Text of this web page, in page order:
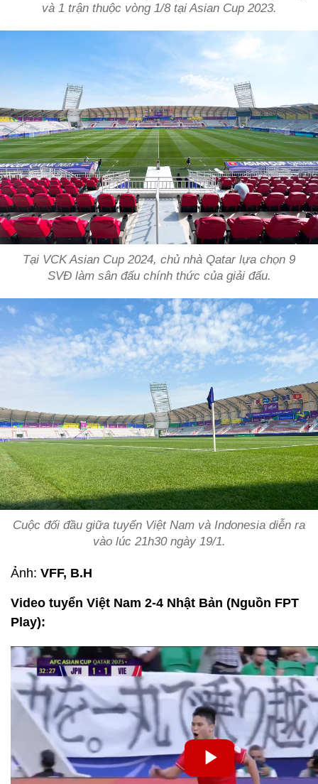
và 1 trận thuộc vòng 1/8 tại Asian Cup 2023.
Tại VCK Asian Cup 2024, chủ nhà Qatar lựa chọn 9
SVĐ làm sân đấu chính thức của giải đấu.
Cuộc đối đầu giữa tuyển Việt Nam và Indonesia diễn ra
vào lúc 21h30 ngày 19/1.
Ảnh: VFF, B.H
Video tuyển Việt Nam 2-4 Nhật Bản (Nguồn FPT
Play):